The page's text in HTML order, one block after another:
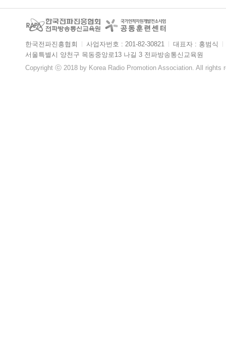
한국전파진흥협회 사업자번호 : 201-82-30821 대표자 : 홍범식
서울특별시 양천구 목동중앙로13 나길 3 전파방송통신교육원
Copyright ⓒ 2018 by Korea Radio Promotion Association. All rights